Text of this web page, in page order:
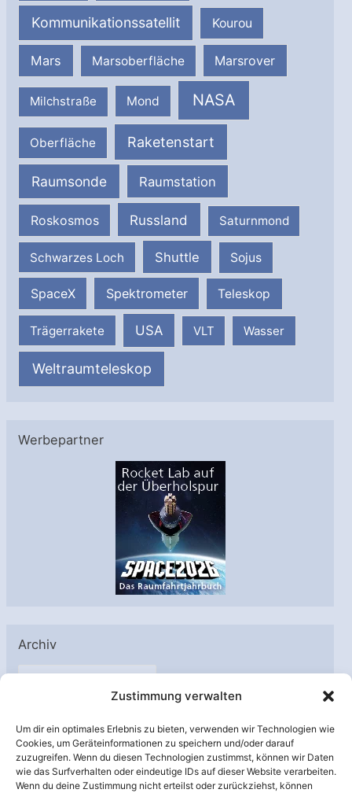
Zustimmung verwalten
Um dir ein optimales Erlebnis zu bieten, verwenden wir Technologien wie
Cookies, um Geräteinformationen zu speichern und/oder darauf
zuzugreifen. Wenn du diesen Technologien zustimmst, können wir Daten
wie das Surfverhalten oder eindeutige IDs auf dieser Website verarbeiten.
Wenn du deine Zustimmung nicht erteilst oder zurückziehst, können
Kommunikationssatellit Kourou
Mars Marsoberfläche Marsrover
Milchstraße Mond NASA
Oberfläche Raketenstart
Raumsonde Raumstation
Roskosmos Russland Saturnmond
Schwarzes Loch Shuttle Sojus
SpaceX Spektrometer Teleskop
Trägerrakete USA VLT Wasser
Weltraumteleskop
Werbepartner
Archiv
A
h
i
v
Unterstützt von: